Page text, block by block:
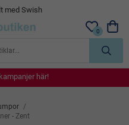
dagars öppet köp
0
här!
här!
här!
här!
/
- Zent